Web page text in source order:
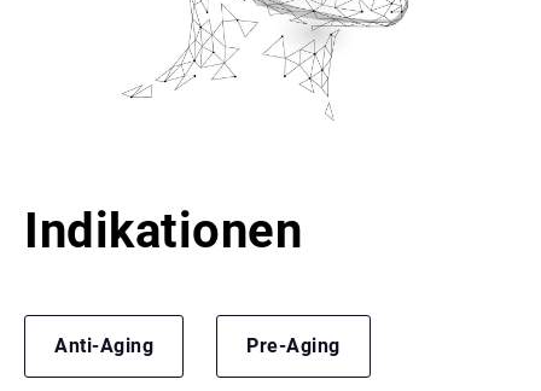
Indikationen
Anti-Aging Pre-Aging